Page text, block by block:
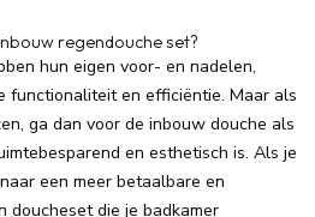
regendouche set?
hun eigen voor- en nadelen,
functionaliteit en efficiëntie. Maar als
ga dan voor de inbouw douche als
en esthetisch is. Als je
een meer betaalbare en
doucheset die je badkamer